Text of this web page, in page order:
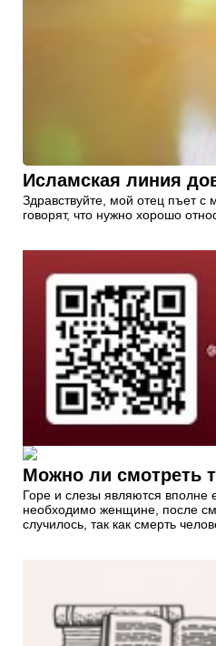
Исламская линия
Здравствуйте, мой отец пъет
говорят, что нужно хорошо
Можно ли смотреть
Горе и слезы являются вполне
необходимо женщине, после
случилось, так как смерть